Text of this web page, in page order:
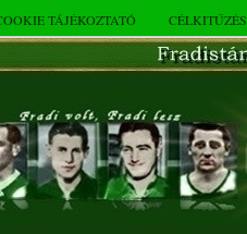
TÁJÉKOZTATÓ